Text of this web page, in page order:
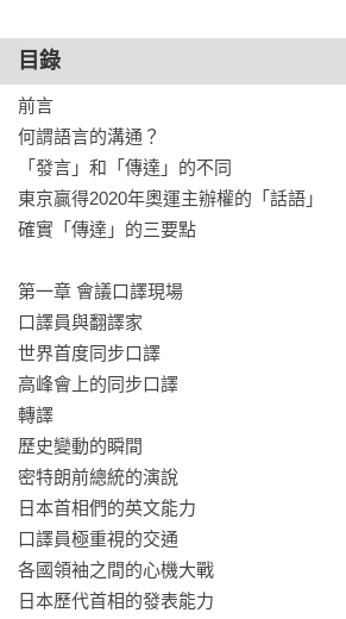
福島縣浪江町長提到當地居民因為核災而
想要及早回到故鄉生活。看似再平常不過
井並沒有用「Home Town」，而是以「
（浪江）as our home」取代，讓來自海
居民想回家的心聲。
由此可見，一位優秀的同步口譯者不僅必
目的。熟悉雙語只是基本條件，更重要的
心比心理解並且分析講者的發言內容之後
出最適當的譯文，然後說出來。
在口譯現場，兩種語言往往只有幾秒鐘的
正確與易懂、方法與目的、客觀事實與主
拿捏其中的分寸，往往考驗口譯者的專業
場反應。
這不是一本教你如何學外文的理論書或工
口譯者累積近半世紀的溝通術。藉由本書
目錄
前言
何謂語言的溝通？
「發言」和「傳達」的不同
東京贏得2020年奧運主辦權的「話語」
確實「傳達」的三要點
第一章 會議口譯現場
口譯員與翻譯家
世界首度同步口譯
高峰會上的同步口譯
轉譯
歷史變動的瞬間
密特朗前總統的演說
日本首相們的英文能力
口譯員極重視的交通
各國領袖之間的心機大戰
日本歷代首相的發表能力